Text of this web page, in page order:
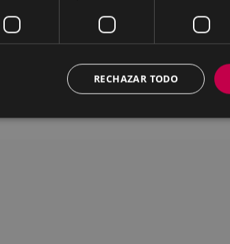
MAPA DEL SITIO ACCESIBILIDAD
RECHAZAR TODO